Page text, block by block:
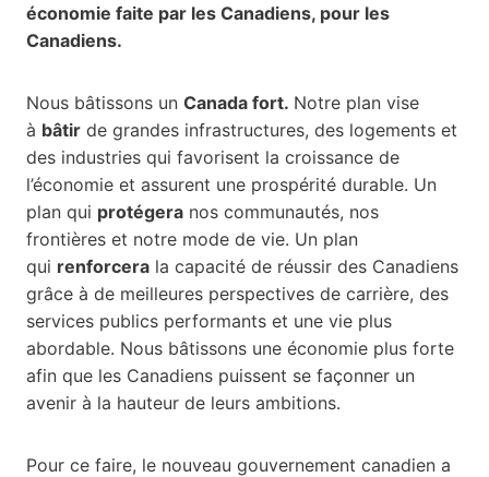
économie faite par les Canadiens, pour les
Canadiens.
Nous bâtissons un Canada fort. Notre plan vise
à bâtir de grandes infrastructures, des logements et
des industries qui favorisent la croissance de
l’économie et assurent une prospérité durable. Un
plan qui protégera nos communautés, nos
frontières et notre mode de vie. Un plan
qui renforcera la capacité de réussir des Canadiens
grâce à de meilleures perspectives de carrière, des
services publics performants et une vie plus
abordable. Nous bâtissons une économie plus forte
afin que les Canadiens puissent se façonner un
avenir à la hauteur de leurs ambitions.
Pour ce faire, le nouveau gouvernement canadien a